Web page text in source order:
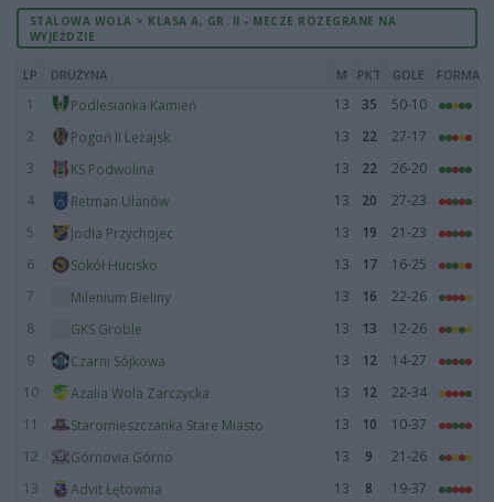
STALOWA WOLA > KLASA A, GR. II - MECZE ROZEGRANE NA
WYJEŹDZIE
LP DRUŻYNA M PKT GOLE FORMA
1 Podlesianka Kamień 13 35
50-10
2
Pogoń II Leżajsk 13 22
27-17
3
KS Podwolina 13 22
26-20
4
Retman Ulanów 13 20
27-23
5
Jodła Przychojec 13 19
21-23
6
Sokół Hucisko 13 17
16-25
7
Milenium Bieliny 13 16
22-26
8
GKS Groble 13 13
12-26
9
Czarni Sójkowa 13 12
14-27
10
Azalia Wola Zarczycka 13 12
22-34
11
Staromieszczanka Stare Miasto 13 10
10-37
12
Górnovia Górno 13 9
21-26
13
Advit Łętownia 13 8
19-37